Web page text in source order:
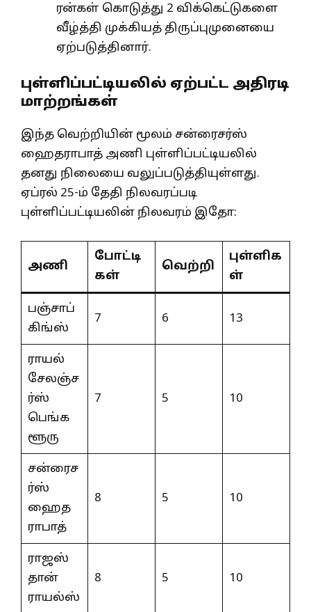
ரன்கள் கொடுத்து 2 விக்கெட்டுகளை
வீழ்த்தி முக்கியத் திருப்புமுனையை
ஏற்படுத்தினார்.
புள்ளிப்பட்டியலில் ஏற்பட்ட அதிரடி
மாற்றங்கள்
இந்த வெற்றியின் மூலம் சன்ரைசர்ஸ்
ஹைதராபாத் அணி புள்ளிப்பட்டியலில்
தனது நிலையை வலுப்படுத்தியுள்ளது.
ஏப்ரல் 25-ம் தேதி நிலவரப்படி
புள்ளிப்பட்டியலின் நிலவரம் இதோ:
அணி
போட்டி
கள்
வெற்றி
புள்ளிக
ள்
பஞ்சாப்
கிங்ஸ்
7 6 13
ராயல்
சேலஞ்ச
ர்ஸ்
பெங்க
ளூரு
7 5 10
சன்ரைச
ர்ஸ்
ஹைத
ராபாத்
8 5 10
ராஜஸ்
தான்
ராயல்ஸ்
8 5 10